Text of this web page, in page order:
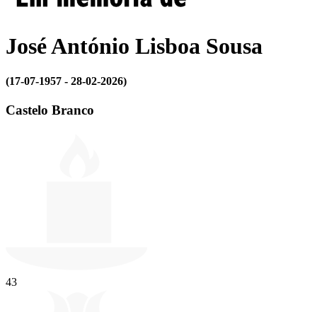
José António Lisboa Sousa
(17-07-1957 - 28-02-2026)
Castelo Branco
43